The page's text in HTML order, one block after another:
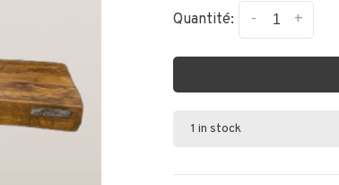
Quantité: +
-
1 in stock